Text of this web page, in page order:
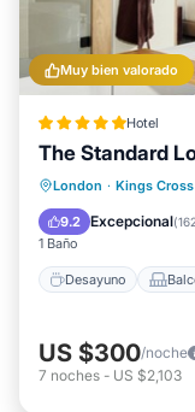
Muy bien valorado
Hotel
The Standard
London · Kings
9.2 Excepcional(
1 Baño
Desayuno
Desayuno
Aire
US $300/noche
7 noches - US $2,103